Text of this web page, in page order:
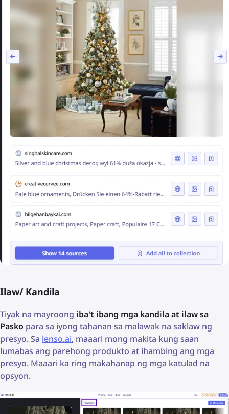
Ilaw/ Kandila
Tiyak na mayroong iba't ibang mga kandila at ilaw sa
Pasko para sa iyong tahanan sa malawak na saklaw ng
presyo. Sa lenso.ai, maaari mong makita kung saan
lumabas ang parehong produkto at ihambing ang mga
presyo. Maaari ka ring makahanap ng mga katulad na
opsyon.